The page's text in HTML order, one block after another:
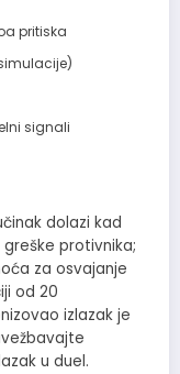
pritiska
signali
dolazi kad
greške protivnika;
za osvajanje
od 20
izlazak je
u duel.